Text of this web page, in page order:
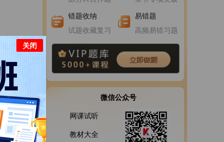
错题收纳
试题收藏复习
易错题
高频易错习题
微信公众号
网课试听
教材大全
关闭